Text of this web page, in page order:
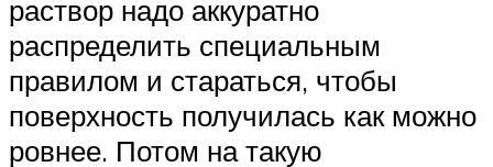
раствор надо аккуратно
распределить специальным
правилом и стараться, чтобы
поверхность получилась как можно
ровнее. Потом на такую